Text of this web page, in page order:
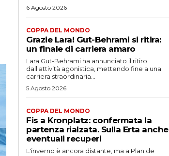
6 Agosto 2026
COPPA DEL MONDO
Grazie Lara! Gut-Behrami si ritira:
un finale di carriera amaro
Lara Gut-Behrami ha annunciato il ritiro
dall'attività agonistica, mettendo fine a una
carriera straordinaria...
5 Agosto 2026
COPPA DEL MONDO
Fis a Kronplatz: confermata la
partenza rialzata. Sulla Erta anche
eventuali recuperi
L'inverno è ancora distante, ma a Plan de